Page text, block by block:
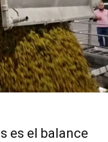
es el balance